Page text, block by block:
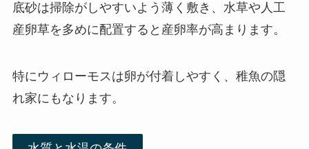
底砂は掃除がしやすいよう薄く敷き、水草や人工
産卵草を多めに配置すると産卵率が高まります。
特にウィローモスは卵が付着しやすく、稚魚の隠
れ家にもなります。